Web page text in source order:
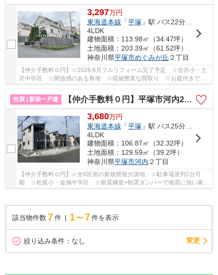
3,297万円
東海道本線 「平塚 」駅 バス22分 「めぐみが丘南」 停歩1分
4LDK
建物面積：113.98㎡（34.47坪）
土地面積：203.39㎡（61.52坪）
神奈川県平塚市めぐみが丘 ２丁目
【仲介手数料０円】☆2026.6月フルリフォーム完了予定 ☆吉沢小・土
沢中学区 ☆開放感のある角地 ☆収納豊富な間取り ☆お庭付きでガ
ーデニングや家庭菜園など可能 ☆リビング足元から...
売買 | 新築一戸建
【仲介手数料０円】平塚市河内2期 新築一戸建て 全6棟
3,680万円
東海道本線 「平塚」駅 バス25分 「河内富士見」 停歩3分
4LDK
建物面積：106.87㎡（32.32坪）
土地面積：129.59㎡（39.2坪）
神奈川県平塚市河内 ２丁目
【仲介手数料０円】☆全6区画の新規開発分譲地 ☆駐車場並列2台可
能 ☆松延小・金旭中学区 ☆耐震構造+制震ダンパーで地震に強い家
該当物件数 7件 1～7 件を表示
絞り込み条件： なし 変更